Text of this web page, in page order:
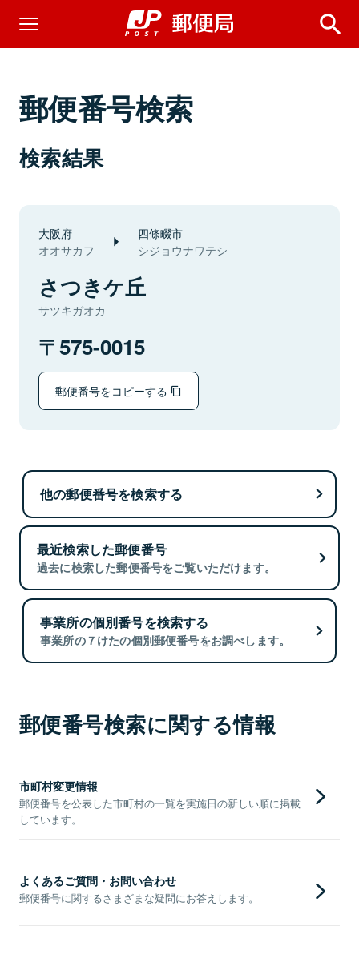
郵便番号検索
検索結果
大阪府
オオサカフ
四條畷市
シジョウナワテシ
さつきケ丘
サツキガオカ
575-0015
郵便番号をコピーする
他の郵便番号を検索する
最近検索した郵便番号
過去に検索した郵便番号をご覧いただけます。
事業所の個別番号を検索する
事業所の７けたの個別郵便番号をお調べします。
郵便番号検索に関する情報
市町村変更情報
郵便番号を公表した市町村の一覧を実施日の新しい順に掲載
しています。
よくあるご質問・お問い合わせ
郵便番号に関するさまざまな疑問にお答えします。